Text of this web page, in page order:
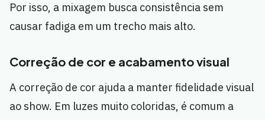
Por isso, a mixagem busca consistência sem
causar fadiga em um trecho mais alto.
Correção de cor e acabamento visual
A correção de cor ajuda a manter fidelidade visual
ao show. Em luzes muito coloridas, é comum a